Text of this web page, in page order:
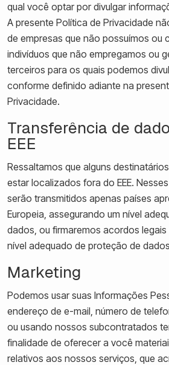
qual você optar por divulgar
A presente Política de Privacidade
de empresas que não possuímos ou
indivíduos que não empregamos ou
terceiros para os quais podemos
conforme definido adiante na
Privacidade.
Transferência de
EEE
Ressaltamos que alguns
estar localizados fora do EEE.
serão transmitidos apenas países
Europeia, assegurando um nível
dados, ou firmaremos acordos legais
nível adequado de proteção de
Marketing
Podemos usar suas Informações
endereço de e-mail, número de
ou usando nossos subcontratados
finalidade de oferecer a você
relativos aos nossos serviços, que